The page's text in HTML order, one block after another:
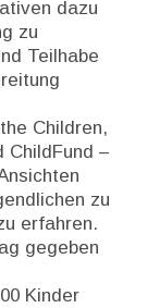
dazu
zu
Teilhabe
Children,
ChildFund –
zu
erfahren.
gegeben
Kinder